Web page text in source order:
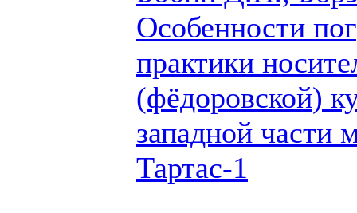
Особенности
практики
(фёдоровской)
западной части
Тартас-1